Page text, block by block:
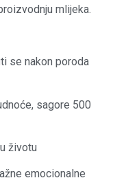
mlijeka.
se nakon poroda
sagore 500
životu
emocionalne